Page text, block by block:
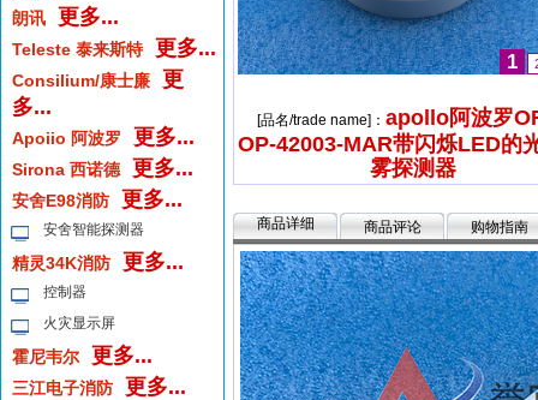
朗讯 更多...
Teleste 泰来斯特 更多...
Consilium/康士廉
更
多...
Apoiio 阿波罗 更多...
Sirona 西诺德 更多...
安舍E98消防 更多...
安舍智能探测器
精灵34K消防 更多...
控制器
火灾显示屏
霍尼韦尔 更多...
三江电子消防 更多...
1
[品名/trade name]： apollo阿波罗
OP-42003-MAR带闪烁LED的
雾探测器
商品详细 商品评论 购物指南